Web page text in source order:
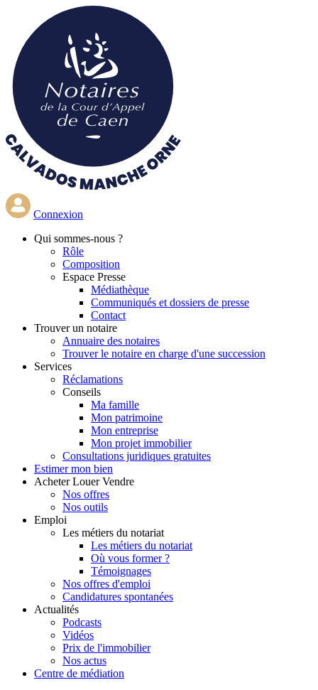
contenu
principal
Connexion
Qui sommes-nous ?
Rôle
Composition
Espace Presse
Médiathèque
Communiqués et dossiers de presse
Contact
Trouver un notaire
Annuaire des notaires
Trouver le notaire en charge d'une succession
Services
Réclamations
Conseils
Ma famille
Mon patrimoine
Mon entreprise
Mon projet immobilier
Consultations juridiques gratuites
Estimer mon bien
Acheter Louer Vendre
Nos offres
Nos outils
Emploi
Les métiers du notariat
Les métiers du notariat
Où vous former ?
Témoignages
Nos offres d'emploi
Candidatures spontanées
Actualités
Podcasts
Vidéos
Prix de l'immobilier
Nos actus
Centre de médiation